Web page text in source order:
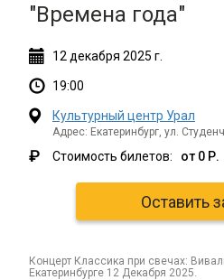
"Времена года"
12 декабря 2025 г.
19:00
Культурный центр Урал
Адрес: Екатеринбург, ул.
₽ Стоимость билетов: от 0 Р.
Оставить
концерт Классика при свечах: Вивальди "Времена года" в
Екатеринбурге 12 Декабря 2025.